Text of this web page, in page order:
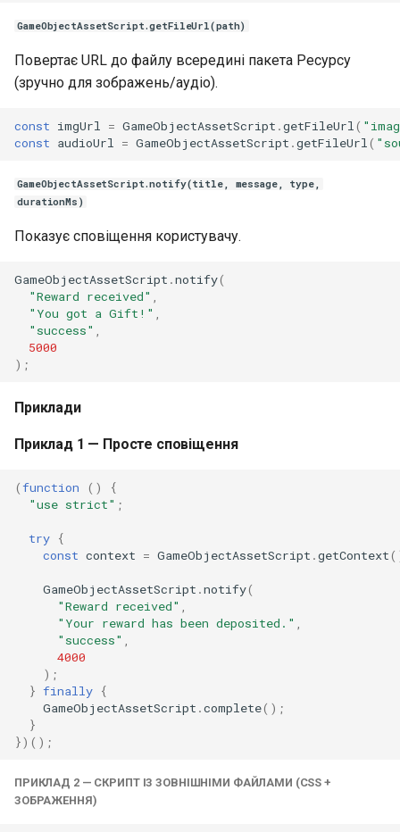
GameObjectAssetScript.getFileUrl(path)
Повертає URL до файлу всередині пакета Ресурсу
(зручно для зображень/аудіо).
const imgUrl = GameObjectAssetScript .getFileUrl (
const audioUrl = GameObjectAssetScript .getFileUrl (
GameObjectAssetScript.notify(title, message, type,
durationMs)
Показує сповіщення користувачу.
GameObjectAssetScript .notify(
"Reward received"
"You got a Gift!"
"success"
5000
);
Приклади
Приклад 1 — Просте сповіщення
(function ()
{
"use strict" ;
try {
const context = GameObjectAssetScript .getContext
GameObjectAssetScript .notify(
"Reward received"
"Your reward has been deposited."
"success"
4000
);
} finally {
GameObjectAssetScript .complete();
}
})();
ПРИКЛАД 2 — СКРИПТ ІЗ ЗОВНІШНІМИ ФАЙЛАМИ (CSS +
ЗОБРАЖЕННЯ)